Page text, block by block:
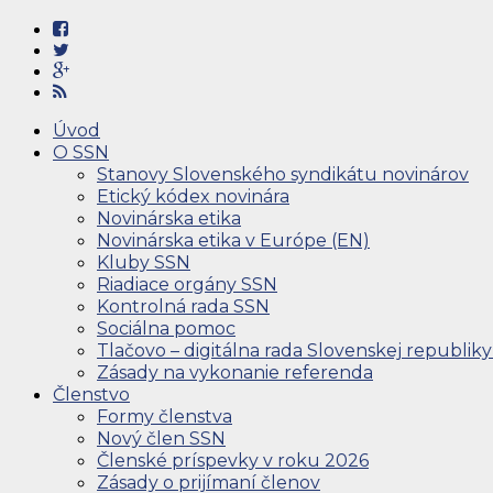
Úvod
O SSN
Stanovy Slovenského syndikátu novinárov
Etický kódex novinára
Novinárska etika
Novinárska etika v Európe (EN)
Kluby SSN
Riadiace orgány SSN
Kontrolná rada SSN
Sociálna pomoc
Tlačovo – digitálna rada Slovenskej republiky
Zásady na vykonanie referenda
Členstvo
Formy členstva
Nový člen SSN
Členské príspevky v roku 2026
Zásady o prijímaní členov